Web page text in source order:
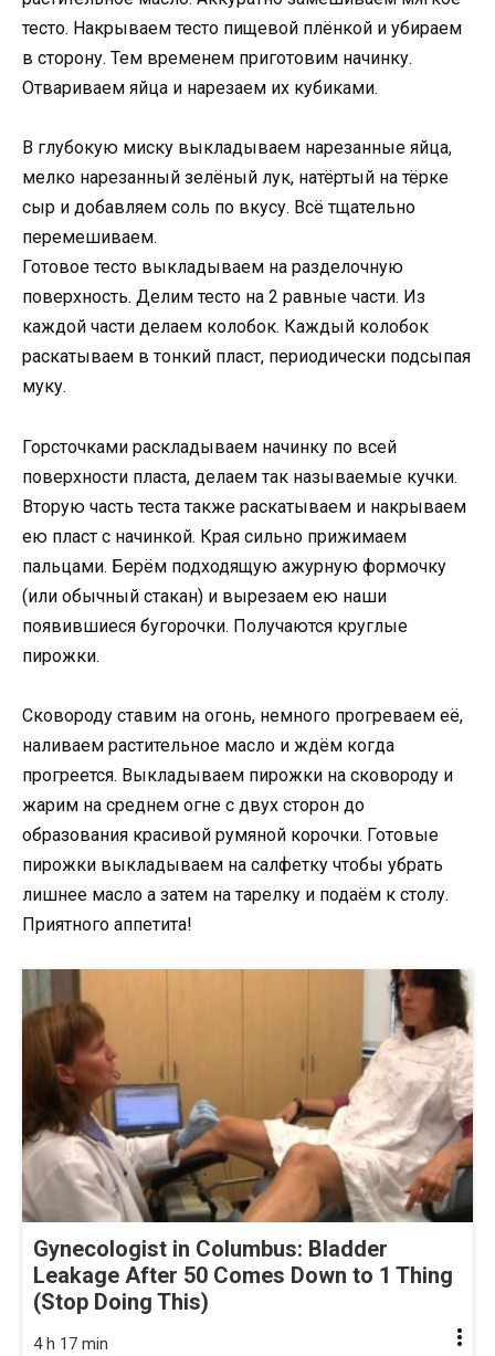
тесто. Накрываем тесто пищевой плёнкой и убираем
в сторону. Тем временем приготовим начинку.
Отвариваем яйца и нарезаем их кубиками.
В глубокую миску выкладываем нарезанные яйца,
мелко нарезанный зелёный лук, натёртый на тёрке
сыр и добавляем соль по вкусу. Всё тщательно
перемешиваем.
Готовое тесто выкладываем на разделочную
поверхность. Делим тесто на 2 равные части. Из
каждой части делаем колобок. Каждый колобок
раскатываем в тонкий пласт, периодически подсыпая
муку.
Горсточками раскладываем начинку по всей
поверхности пласта, делаем так называемые кучки.
Вторую часть теста также раскатываем и накрываем
ею пласт с начинкой. Края сильно прижимаем
пальцами. Берём подходящую ажурную формочку
(или обычный стакан) и вырезаем ею наши
появившиеся бугорочки. Получаются круглые
пирожки.
Сковороду ставим на огонь, немного прогреваем её,
наливаем растительное масло и ждём когда
прогреется. Выкладываем пирожки на сковороду и
жарим на среднем огне с двух сторон до
образования красивой румяной корочки. Готовые
пирожки выкладываем на салфетку чтобы убрать
лишнее масло а затем на тарелку и подаём к столу.
Приятного аппетита!
Gynecologist in Columbus: Bladder
Leakage After 50 Comes Down to 1 Thing
(Stop Doing This)
4 h 17 min